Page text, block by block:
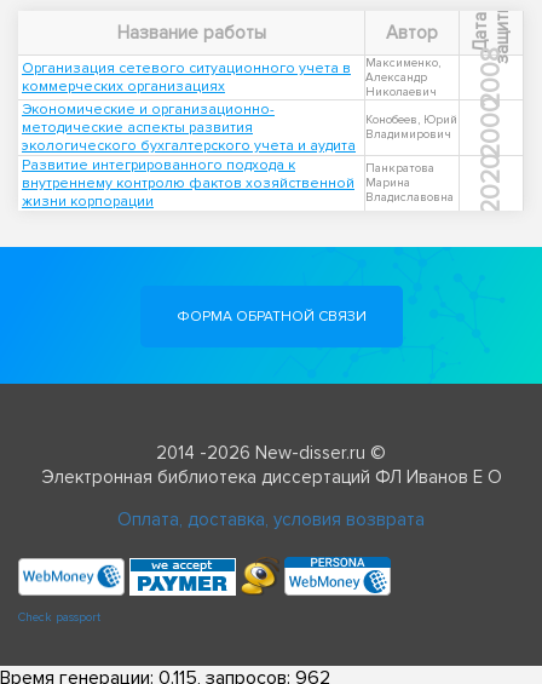
Название работы Автор Д
а
т
а
з
а
щ
и
ты
Организация сетевого ситуационного учета в
коммерческих организациях
Максименко,
Александр
Николаевич
2008
Экономические и организационно-
методические аспекты развития
экологического бухгалтерского учета и аудита
Конобеев, Юрий
Владимирович
2000
Развитие интегрированного подхода к
внутреннему контролю фактов хозяйственной
жизни корпорации
Панкратова
Марина
Владиславовна
2020
ФОРМА ОБРАТНОЙ СВЯЗИ
2014 -2026 New-disser.ru ©
Электронная библиотека диссертаций ФЛ Иванов Е О
Оплата, доставка, условия возврата
Check passport
Время генерации: 0.115, запросов: 962